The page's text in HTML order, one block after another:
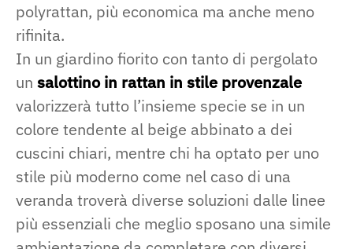
polyrattan, più economica ma anche meno
rifinita.
In un giardino fiorito con tanto di pergolato
un salottino in rattan in stile provenzale
valorizzerà tutto l’insieme specie se in un
colore tendente al beige abbinato a dei
cuscini chiari, mentre chi ha optato per uno
stile più moderno come nel caso di una
veranda troverà diverse soluzioni dalle linee
più essenziali che meglio sposano una simile